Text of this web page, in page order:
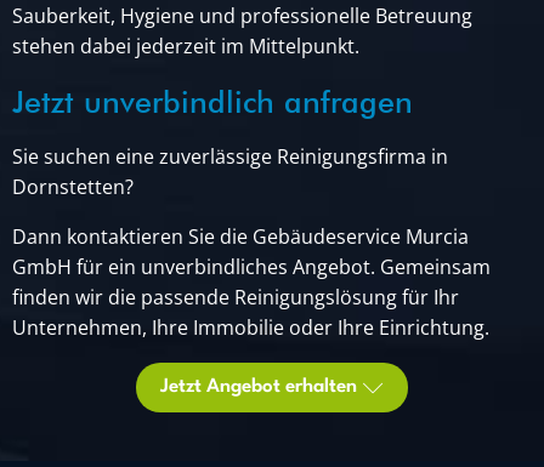
Sauberkeit, Hygiene und professionelle Betreuung
stehen dabei jederzeit im Mittelpunkt.
Jetzt unverbindlich anfragen
Sie suchen eine zuverlässige Reinigungsfirma in
Dornstetten?
Dann kontaktieren Sie die Gebäudeservice Murcia
GmbH für ein unverbindliches Angebot. Gemeinsam
finden wir die passende Reinigungslösung für Ihr
Unternehmen, Ihre Immobilie oder Ihre Einrichtung.
Jetzt Angebot erhalten